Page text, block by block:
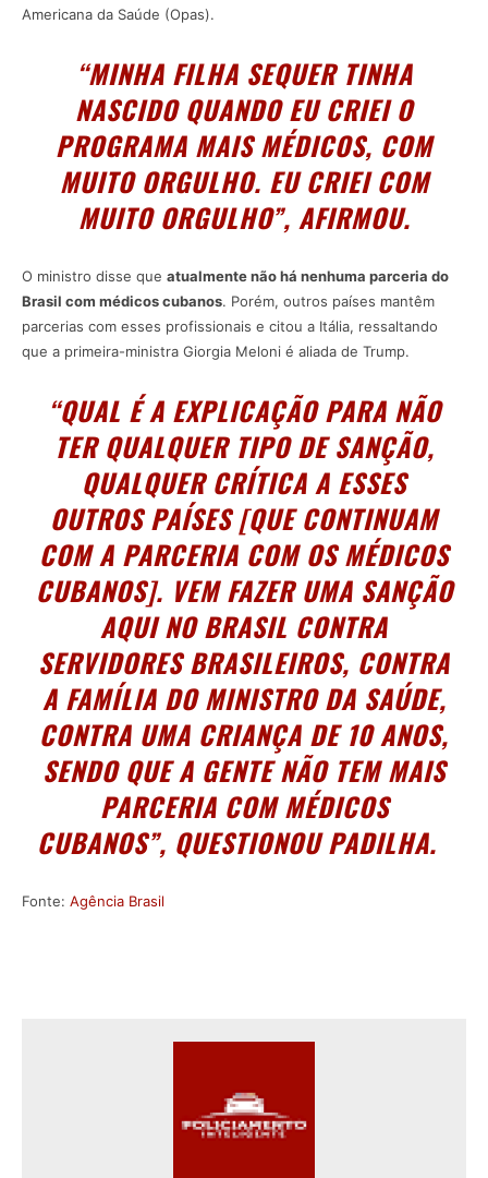
Americana da Saúde (Opas).
“MINHA FILHA SEQUER TINHA
NASCIDO QUANDO EU CRIEI O
PROGRAMA MAIS MÉDICOS, COM
MUITO ORGULHO. EU CRIEI COM
MUITO ORGULHO”, AFIRMOU.
O ministro disse que atualmente não há nenhuma parceria do
Brasil com médicos cubanos. Porém, outros países mantêm
parcerias com esses profissionais e citou a Itália, ressaltando
que a primeira-ministra Giorgia Meloni é aliada de Trump.
“QUAL É A EXPLICAÇÃO PARA NÃO
TER QUALQUER TIPO DE SANÇÃO,
QUALQUER CRÍTICA A ESSES
OUTROS PAÍSES [QUE CONTINUAM
COM A PARCERIA COM OS MÉDICOS
CUBANOS]. VEM FAZER UMA SANÇÃO
AQUI NO BRASIL CONTRA
SERVIDORES BRASILEIROS, CONTRA
A FAMÍLIA DO MINISTRO DA SAÚDE,
CONTRA UMA CRIANÇA DE 10 ANOS,
SENDO QUE A GENTE NÃO TEM MAIS
PARCERIA COM MÉDICOS
CUBANOS”, QUESTIONOU PADILHA.
Fonte: Agência Brasil